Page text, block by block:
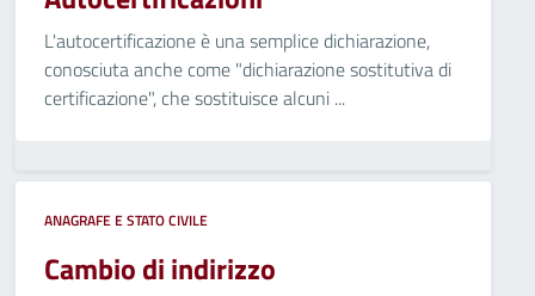
L'autocertificazione è una semplice dichiarazione,
conosciuta anche come "dichiarazione sostitutiva di
certificazione", che sostituisce alcuni ...
ANAGRAFE E STATO CIVILE
Cambio di indirizzo